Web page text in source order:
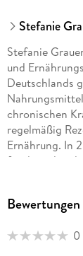
Stefanie
Stefanie
und
Deutschlands
chronischen
regelmäßig
Ernährung. In
foodwunder,
Bewertungen
0